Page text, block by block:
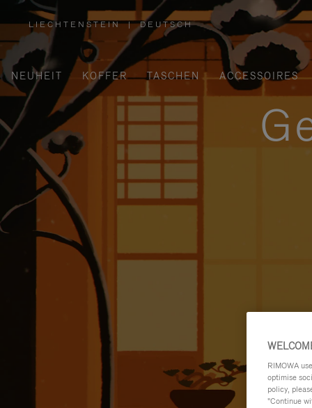
LIECHTENSTEIN
,
WÄHLEN
SIE
IHRE
REGION
AUS
| DEUTSCH
NEUHEIT KOFFER TASCHEN ACCESSOIRES
RIMOWA
optimise
policy,
"Continue